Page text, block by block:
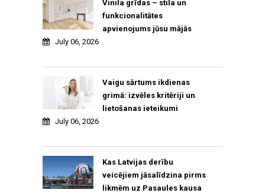
Vinila grīdas – stila un
funkcionalitātes
apvienojums jūsu mājās
July 06, 2026
Vaigu sārtums ikdienas
grimā: izvēles kritēriji un
lietošanas ieteikumi
July 06, 2026
Kas Latvijas derību
veicējiem jāsalīdzina pirms
likmēm uz Pasaules kausa